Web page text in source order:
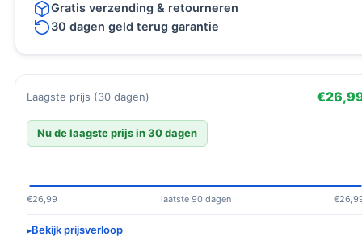
Gratis verzending & retourneren
30 dagen geld terug garantie
Laagste prijs (30 dagen)
Nu de laagste prijs in 30 dagen
€26,99 laatste 90 dagen
Bekijk prijsverloop